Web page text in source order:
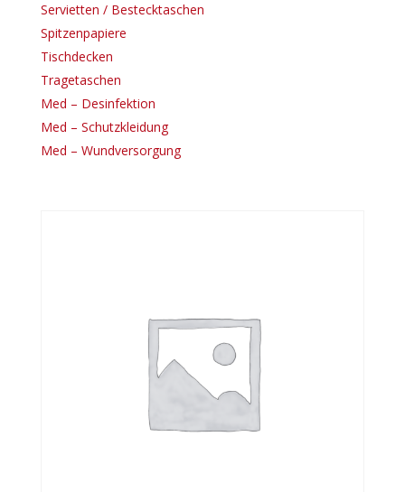
Servietten / Bestecktaschen
Spitzenpapiere
Tischdecken
Tragetaschen
Med – Desinfektion
Med – Schutzkleidung
Med – Wundversorgung